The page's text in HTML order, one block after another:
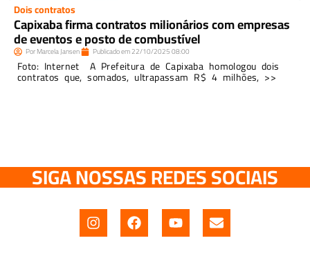
Dois contratos
Capixaba firma contratos milionários com empresas
de eventos e posto de combustível
PorMarcela Jansen Publicado em22/10/202508:00
Foto: Internet A Prefeitura de Capixaba homologou dois
contratos que, somados, ultrapassam R$ 4 milhões, >>
SIGA NOSSAS REDES SOCIAIS